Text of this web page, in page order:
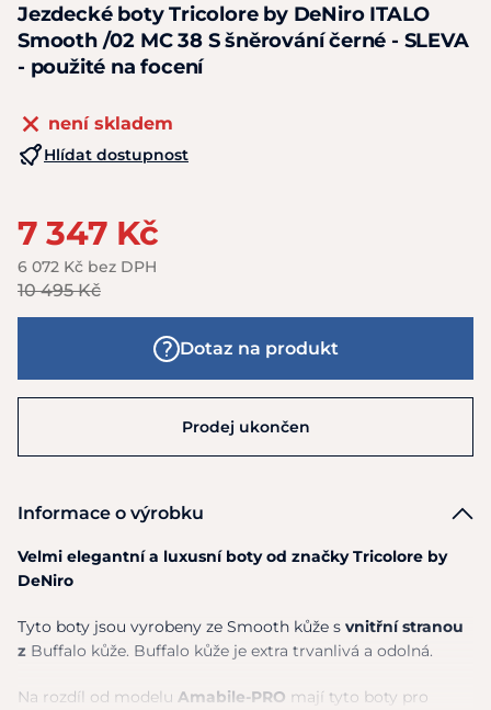
Jezdecké boty Tricolore by DeNiro ITALO
Smooth /02 MC 38 S šněrování černé - SLEVA
- použité na focení
není skladem
Hlídat dostupnost
7 347 Kč
6 072 Kč bez DPH
10 495 Kč
Dotaz na produkt
Prodej ukončen
Informace o výrobku
Velmi elegantní a luxusní boty od značky Tricolore by
DeNiro
Tyto boty jsou vyrobeny ze Smooth kůže s vnitřní stranou
z Buffalo kůže. Buffalo kůže je extra trvanlivá a odolná.
Na rozdíl od modelu Amabile-PRO mají tyto boty pro